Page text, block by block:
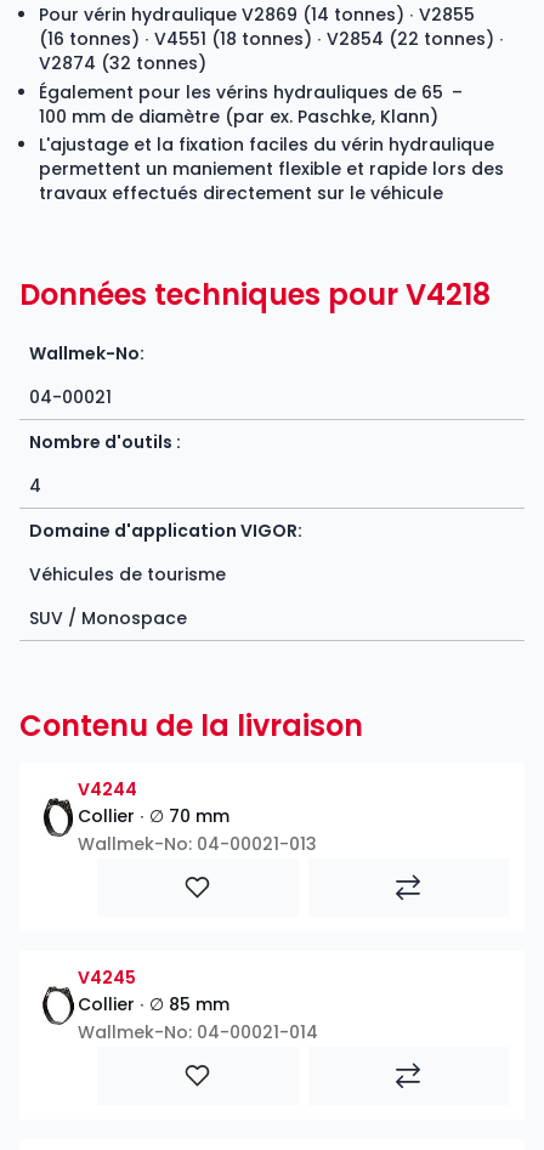
Pour vérin hydraulique V2869 (14 tonnes) ∙ V2855
(16 tonnes) ∙ V4551 (18 tonnes) ∙ V2854 (22 tonnes) ∙
V2874 (32 tonnes)
Également pour les vérins hydrauliques de 65 –
100 mm de diamètre (par ex. Paschke, Klann)
L'ajustage et la fixation faciles du vérin hydraulique
permettent un maniement flexible et rapide lors des
travaux effectués directement sur le véhicule
Données techniques pour V4218
Wallmek-No:
04-00021
Nombre d'outils :
4
Domaine d'application VIGOR:
Véhicules de tourisme
SUV / Monospace
Contenu de la livraison
V4244
Collier ∙ ∅ 70 mm
Wallmek-No: 04-00021-013
V4245
Collier ∙ ∅ 85 mm
Wallmek-No: 04-00021-014